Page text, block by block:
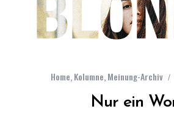
Home,Kolumne,Meinung-Archiv
Nur ein